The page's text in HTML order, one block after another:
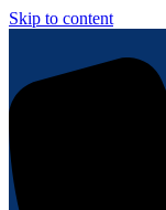
Skip to content